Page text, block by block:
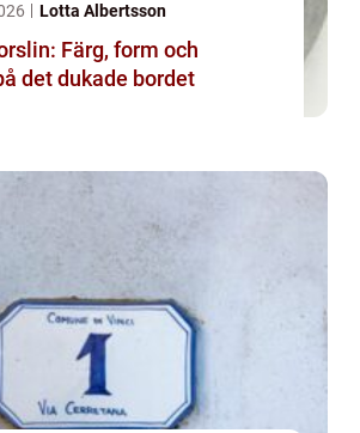
Lotta Albertsson
Färg, form och
det dukade bordet